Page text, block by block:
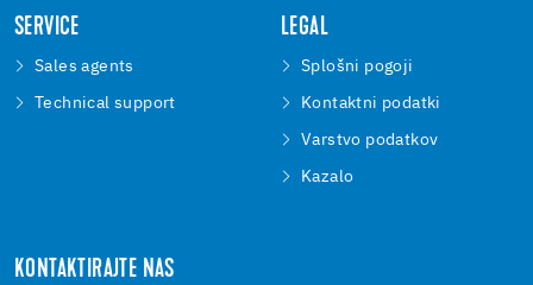
SERVICE
Sales agents
Technical support
LEGAL
Splošni pogoji
Kontaktni podatki
Varstvo podatkov
Kazalo
KONTAKTIRAJTE NAS